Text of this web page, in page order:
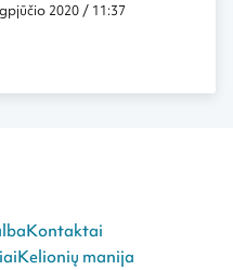
2020 / 11:37
Kontaktai
Kelionių manija